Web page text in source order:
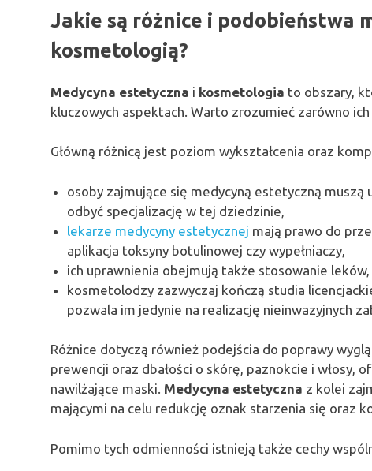
Jakie są różnice i podobieństwa
kosmetologią?
Medycyna estetyczna i kosmetologia to obszary,
kluczowych aspektach. Warto zrozumieć zarówno
Główną różnicą jest poziom wykształcenia oraz
osoby zajmujące się medycyną estetyczną
odbyć specjalizację w tej dziedzinie,
lekarze medycyny estetycznej mają prawo do
aplikacja toksyny botulinowej czy wypełniaczy,
ich uprawnienia obejmują także stosowanie leków,
kosmetolodzy zazwyczaj kończą studia
pozwala im jedynie na realizację nieinwazyjnych
Różnice dotyczą również podejścia do poprawy
prewencji oraz dbałości o skórę, paznokcie i włosy,
nawilżające maski. Medycyna estetyczna z kolei
mającymi na celu redukcję oznak starzenia się oraz
Pomimo tych odmienności istnieją także cechy